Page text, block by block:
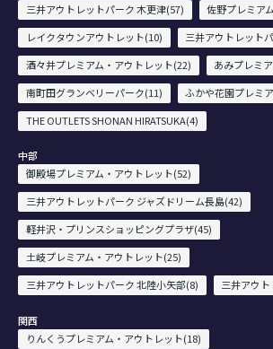
三井アウトレットパーク 木更津(57)
佐野プレミア
レイクタウンアウトレット(10)
三井アウトレット
酒々井プレミアム・アウトレット(22)
あみプレミ
南町田グランベリーパーク(11)
ふかや花園プレミ
THE OUTLETS SHONAN HIRATSUKA(4)
中部
御殿場プレミアム・アウトレット(52)
三井アウトレットパーク ジャズドリーム長島(42)
軽井沢・プリンスショッピングプラザ(45)
土岐プレミアム・アウトレット(25)
三井アウトレットパーク 北陸小矢部(8)
三井アウ
関西
りんくうプレミアム・アウトレット(18)